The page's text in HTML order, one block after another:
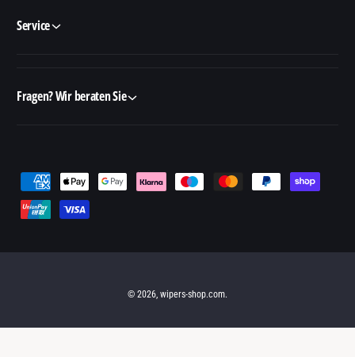
Service
Fragen? Wir beraten Sie
a
s
© 2026, wipers-shop.com.